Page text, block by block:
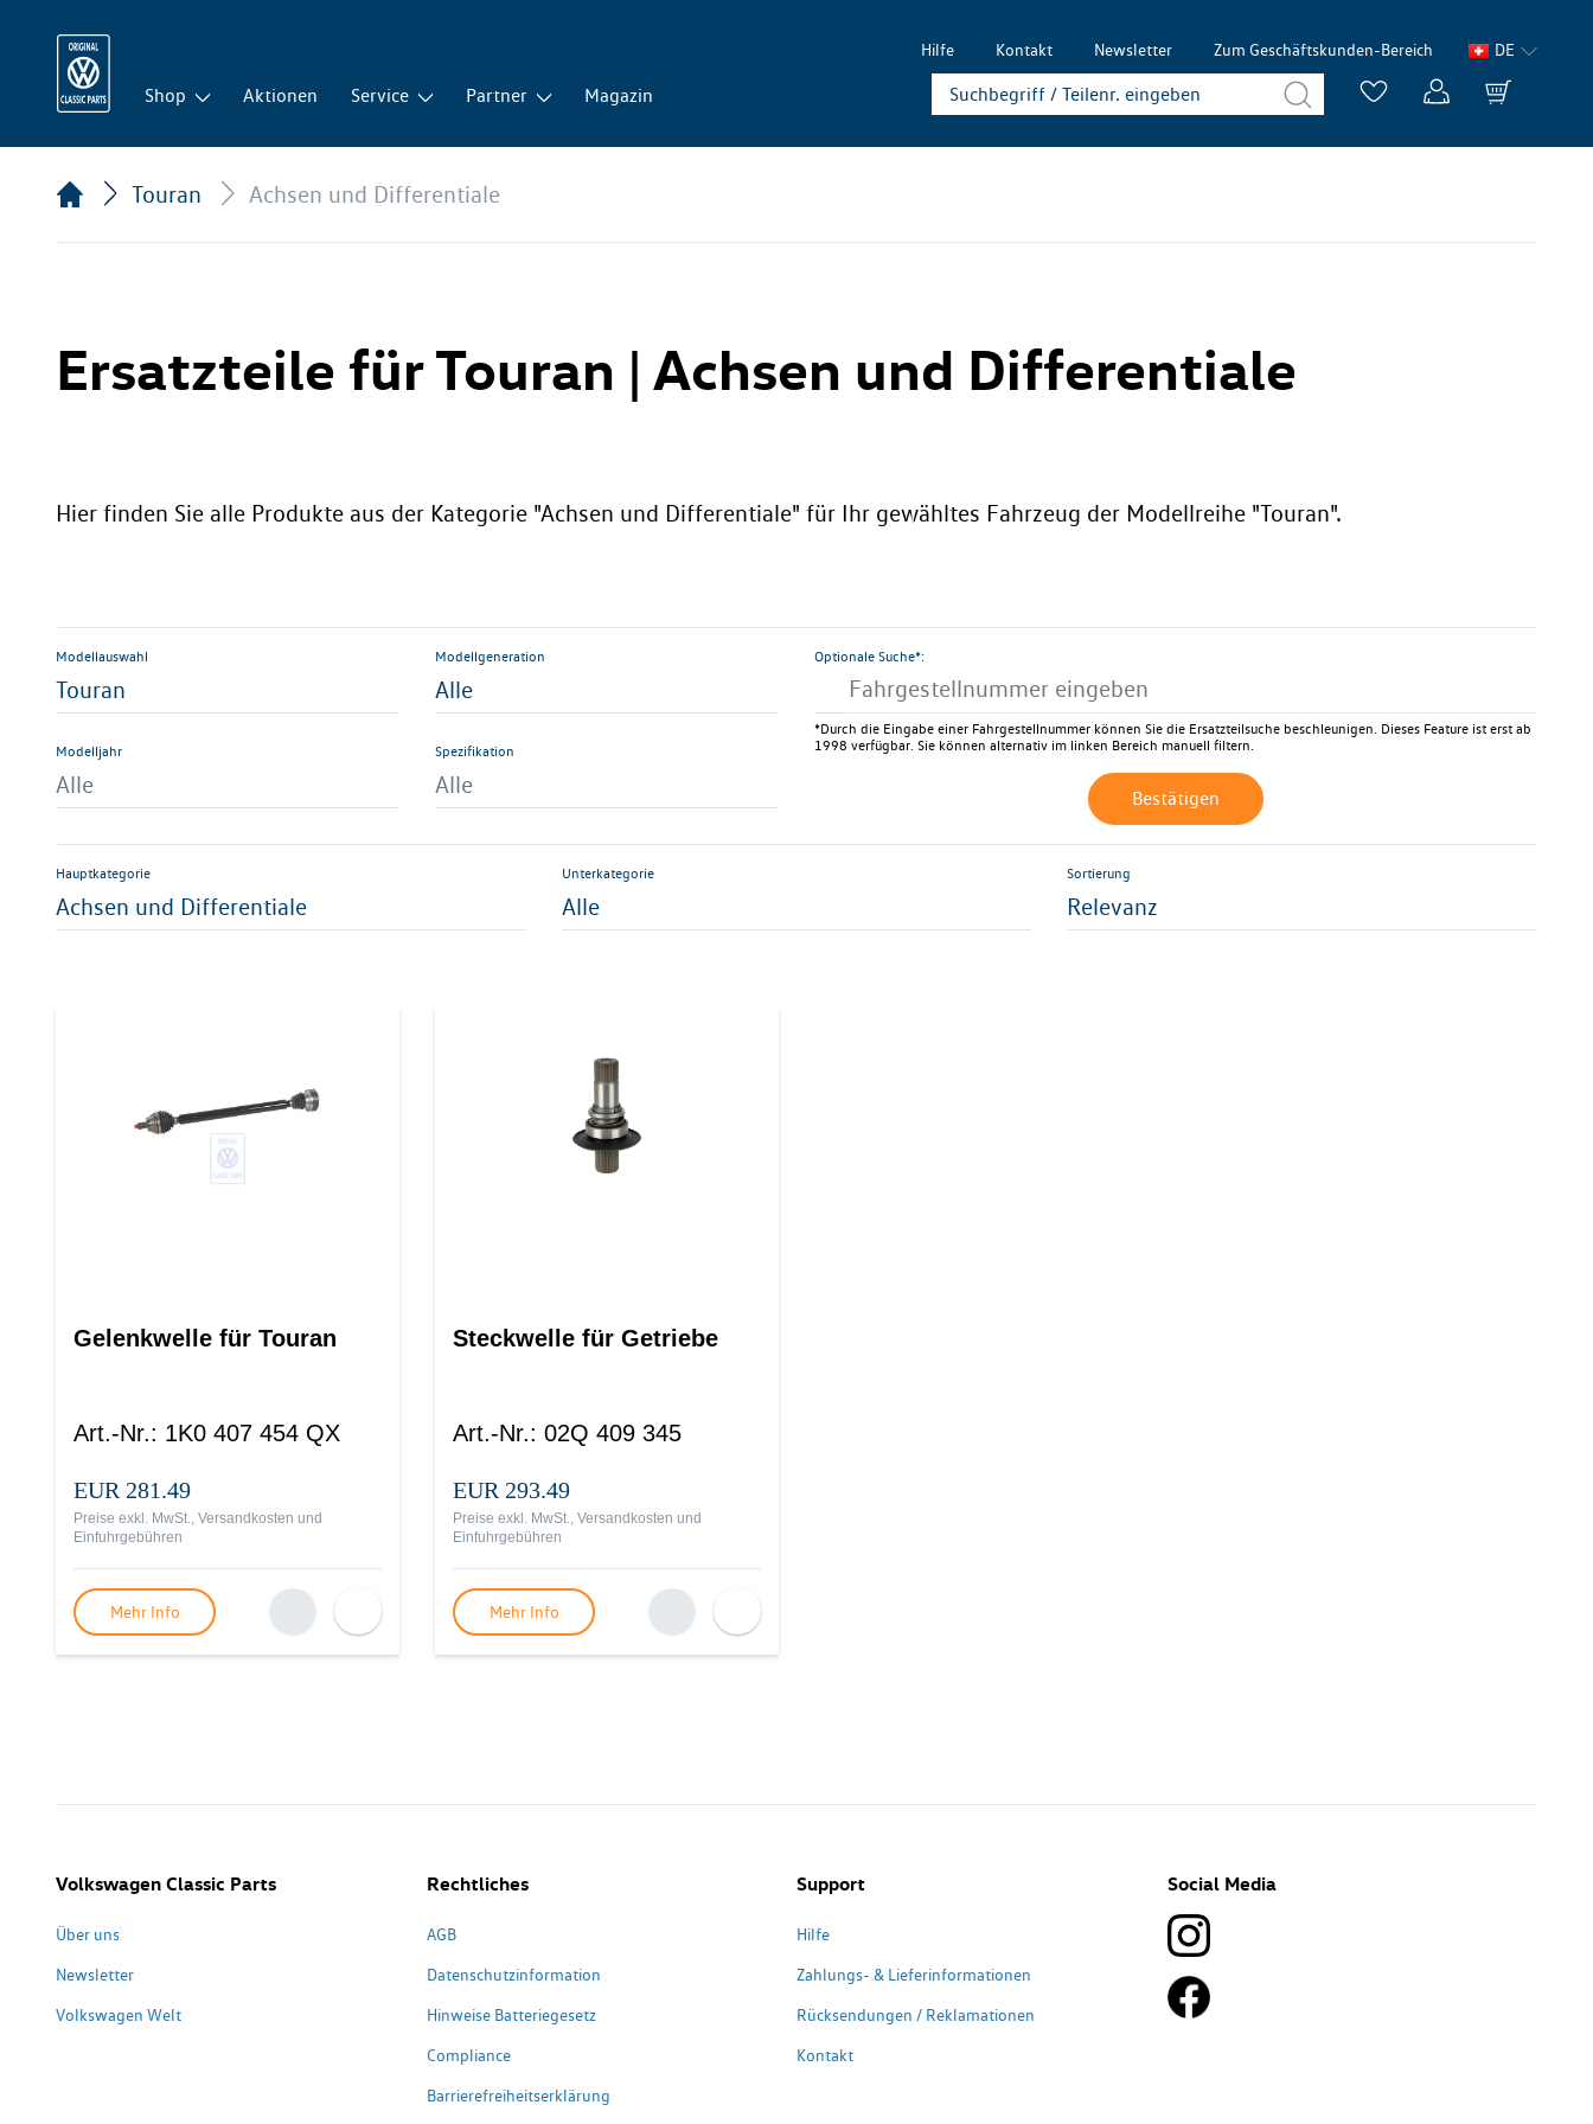
Hilfe Kontakt Newsletter Zum Geschäftskunden-Bereich DE
Shop Aktionen Service Partner Magazin
Touran Achsen und Differentiale
Ersatzteile für Touran | Achsen und Differentiale
Hier finden Sie alle Produkte aus der Kategorie "Achsen und Differentiale" für Ihr gewähltes Fahrzeug der Modellreihe "Touran".
Modellauswahl
Touran
Modellgeneration
Alle
Modelljahr
Alle
Spezifikation
Alle
Optionale Suche*:
*Durch die Eingabe einer Fahrgestellnummer können Sie die Ersatzteilsuche beschleunigen. Dieses Feature ist erst ab
1998 verfügbar. Sie können alternativ im linken Bereich manuell filtern.
Bestätigen
Hauptkategorie
Achsen und Differentiale
Unterkategorie
Alle
Sortierung
Relevanz
Gelenkwelle für Touran
Art.-Nr.: 1K0 407 454 QX
EUR 281.49
Preise exkl. MwSt., Versandkosten und
Einfuhrgebühren
Mehr Info
Steckwelle für Getriebe
Art.-Nr.: 02Q 409 345
EUR 293.49
Preise exkl. MwSt., Versandkosten und
Einfuhrgebühren
Mehr Info
Volkswagen Classic Parts
Über uns
Newsletter
Volkswagen Welt
Rechtliches
AGB
Datenschutzinformation
Hinweise Batteriegesetz
Compliance
Barrierefreiheitserklärung
Support
Hilfe
Zahlungs- & Lieferinformationen
Rücksendungen / Reklamationen
Kontakt
Social Media